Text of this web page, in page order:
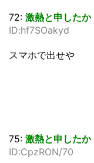
72: 激熱と申したか
ID:hf7SOakyd
スマホで出せや
75: 激熱と申したか
ID:CpzRON/70